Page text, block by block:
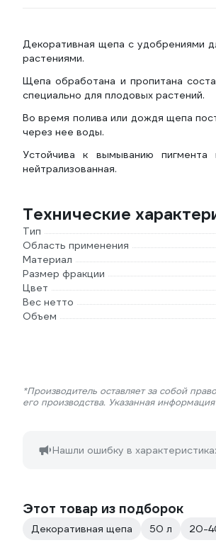
Декоративная щепа с удобрениями
растениями.
Щепа обработана и пропитана
специально для плодовых растений.
Во время полива или дождя щепа
через нее воды.
Устойчива к вымыванию
нейтрализованная.
Технические
Тип
Область применения
Материал
Размер фракции
Цвет
Вес нетто
Объем
*Производитель оставляет за собой
его производства. Указанная
Нашли ошибку в
Этот товар из подборок
Декоративная щепа 50 л 20-